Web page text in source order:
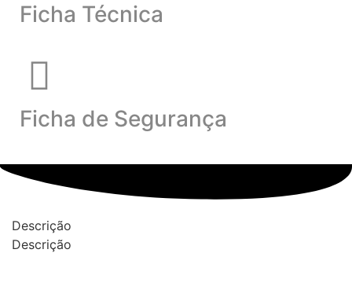
Ficha Técnica
Ficha de Segurança
Descrição
Descrição